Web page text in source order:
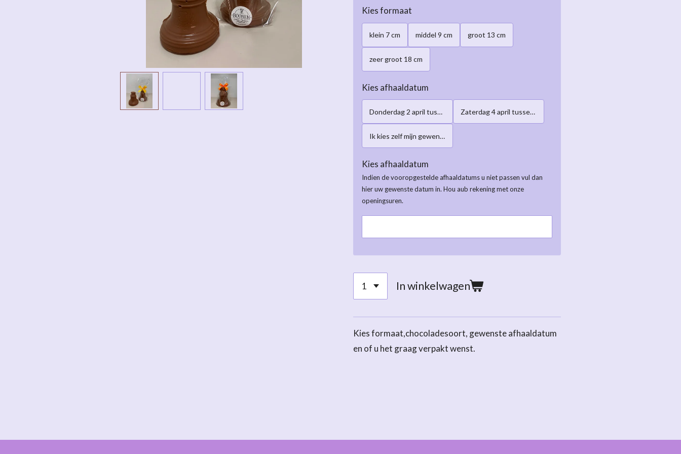
Kies formaat
klein 7 cm middel 9 cm groot 13 cm
zeer groot 18 cm
Kies afhaaldatum
Donderdag 2 april tussen 16:00-19:00h Zaterdag 4 april tussen 10:00-12:00h
Ik kies zelf mijn gewenste afhaaldatum
Kies afhaaldatum
Indien de vooropgestelde afhaaldatums u niet passen vul dan
hier uw gewenste datum in. Hou aub rekening met onze
openingsuren.
In winkelwagen
Kies formaat,chocoladesoort, gewenste afhaaldatum
en of u het graag verpakt wenst.